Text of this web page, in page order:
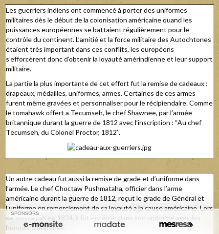
Les guerriers indiens ont commencé à porter des uniformes
militaires dès le début de la colonisation américaine quand les
puissances européennes se battaient régulièrement pour le
contrôle du continent. L’amitié et la force militaire des Autochtones
étaient très important dans ces conflits, les européens
s’efforcèrent donc d’obtenir la loyauté amérindienne et leur support
militaire.
La partie la plus importante de cet effort fut la remise de cadeaux :
drapeaux, médailles, uniformes, armes. Certaines de ces armes
furent même gravées et personnaliser pour le récipiendaire. Comme
le tomahawk offert a Tecumseh, le chef Shawnee, par l’armée
britannique durant la guerre de 1812 avec l’inscription : ‘‘Au chef
Tecumseh, du Colonel Proctor, 1812’’.
Un autre cadeau fut aussi la remise de grade et d’uniforme dans
l’armée. Le chef Choctaw Pushmataha, officier dans l’arme
américaine durant la guerre de 1812, reçut le grade de Général et
l’uniforme en remerciement de sa loyauté a la cause américaine. Lors
de son décès en 1824, il fut enterrer dans son uniforme avec les
honneurs militaires.
SPONSORS